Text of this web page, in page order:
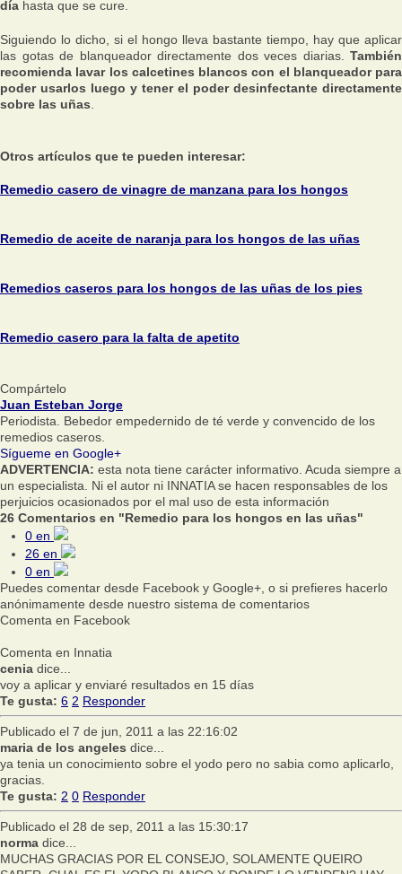
día hasta que se cure.
Siguiendo lo dicho, si el hongo lleva bastante tiempo, hay que aplicar
las gotas de blanqueador directamente dos veces diarias. También
recomienda lavar los calcetines blancos con el blanqueador para
poder usarlos luego y tener el poder desinfectante directamente
sobre las uñas
Otros artículos que te pueden interesar:
Remedio casero de vinagre de manzana para los hongos
Remedio de aceite de naranja para los hongos de las uñas
Remedios caseros para los hongos de las uñas de los pies
Remedio casero para la falta de apetito
Compártelo
Juan Esteban Jorge
Periodista. Bebedor empedernido de té verde y convencido de los
remedios caseros.
Sígueme en Google+
ADVERTENCIA: esta nota tiene carácter informativo. Acuda siempre a
un especialista. Ni el autor ni INNATIA se hacen responsables de los
perjuicios ocasionados por el mal uso de esta información
26 Comentarios en "Remedio para los hongos en las uñas"
0 en
26 en
0 en
Puedes comentar desde Facebook y Google+, o si prefieres hacerlo
anónimamente desde nuestro sistema de comentarios
Comenta en Facebook
Comenta en Innatia
cenia dice...
voy a aplicar y enviaré resultados en 15 días
Te gusta: 6 2 Responder
Publicado el 7 de jun, 2011 a las 22:16:02
maria de los angeles dice...
ya tenia un conocimiento sobre el yodo pero no sabia como aplicarlo,
gracias.
Te gusta: 2 0 Responder
Publicado el 28 de sep, 2011 a las 15:30:17
norma dice...
MUCHAS GRACIAS POR EL CONSEJO, SOLAMENTE QUEIRO